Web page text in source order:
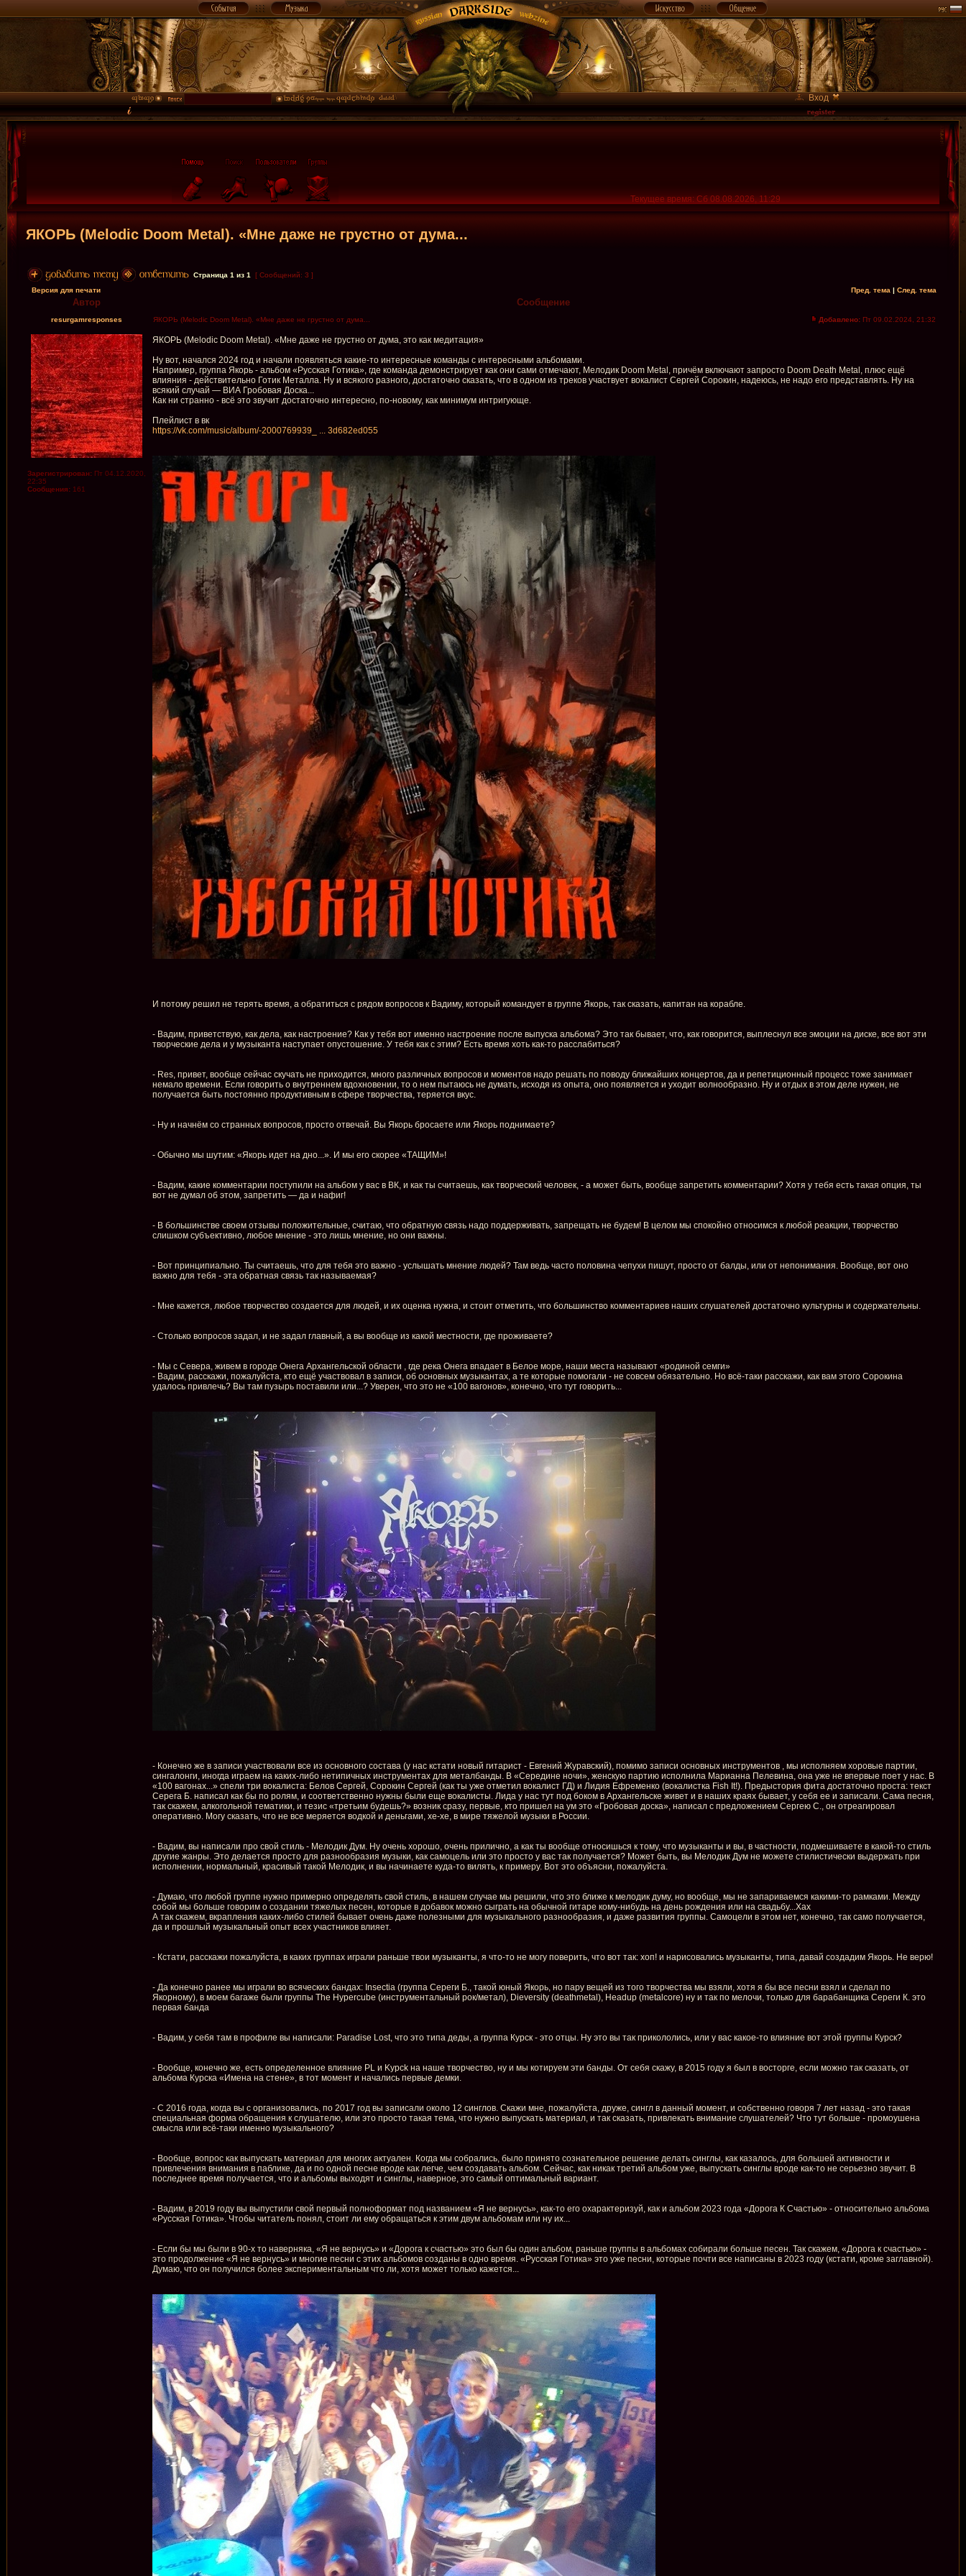
Вход
Текущее время: Сб 08.08.2026, 11:29
ЯКОРЬ (Melodic Doom Metal). «Мне даже не грустно от дума...
Страница 1 из 1
[ Сообщений: 3 ]
Версия для печати
Пред. тема | След. тема
Автор Сообщение
resurgamresponses ЯКОРЬ (Melodic Doom Metal). «Мне даже не грустно от дума... Добавлено: Пт 09.02.2024, 21:32
Зарегистрирован: Пт 04.12.2020,
22:35
Сообщения: 161
ЯКОРЬ (Melodic Doom Metal). «Мне даже не грустно от дума, это как медитация»
Ну вот, начался 2024 год и начали появляться какие-то интересные команды с интересными альбомами.
Например, группа Якорь - альбом «Русская Готика», где команда демонстрирует как они сами отмечают, Мелодик Doom Metal, причём включают запросто Doom Death Metal, плюс ещё
влияния - действительно Готик Металла. Ну и всякого разного, достаточно сказать, что в одном из треков участвует вокалист Сергей Сорокин, надеюсь, не надо его представлять. Ну на
всякий случай — ВИА Гробовая Доска...
Как ни странно - всё это звучит достаточно интересно, по-новому, как минимум интригующе.
Плейлист в вк
https://vk.com/music/album/-2000769939_ ... 3d682ed055
И потому решил не терять время, а обратиться с рядом вопросов к Вадиму, который командует в группе Якорь, так сказать, капитан на корабле.
- Вадим, приветствую, как дела, как настроение? Как у тебя вот именно настроение после выпуска альбома? Это так бывает, что, как говорится, выплеснул все эмоции на диске, все вот эти
творческие дела и у музыканта наступает опустошение. У тебя как с этим? Есть время хоть как-то расслабиться?
- Res, привет, вообще сейчас скучать не приходится, много различных вопросов и моментов надо решать по поводу ближайших концертов, да и репетиционный процесс тоже занимает
немало времени. Если говорить о внутреннем вдохновении, то о нем пытаюсь не думать, исходя из опыта, оно появляется и уходит волнообразно. Ну и отдых в этом деле нужен, не
получается быть постоянно продуктивным в сфере творчества, теряется вкус.
- Ну и начнём со странных вопросов, просто отвечай. Вы Якорь бросаете или Якорь поднимаете?
- Обычно мы шутим: «Якорь идет на дно...». И мы его скорее «ТАЩИМ»!
- Вадим, какие комментарии поступили на альбом у вас в ВК, и как ты считаешь, как творческий человек, - а может быть, вообще запретить комментарии? Хотя у тебя есть такая опция, ты
вот не думал об этом, запретить — да и нафиг!
- В большинстве своем отзывы положительные, считаю, что обратную связь надо поддерживать, запрещать не будем! В целом мы спокойно относимся к любой реакции, творчество
слишком субъективно, любое мнение - это лишь мнение, но они важны.
- Вот принципиально. Ты считаешь, что для тебя это важно - услышать мнение людей? Там ведь часто половина чепухи пишут, просто от балды, или от непонимания. Вообще, вот оно
важно для тебя - эта обратная связь так называемая?
- Мне кажется, любое творчество создается для людей, и их оценка нужна, и стоит отметить, что большинство комментариев наших слушателей достаточно культурны и содержательны.
- Столько вопросов задал, и не задал главный, а вы вообще из какой местности, где проживаете?
- Мы с Севера, живем в городе Онега Архангельской области , где река Онега впадает в Белое море, наши места называют «родиной семги»
- Вадим, расскажи, пожалуйста, кто ещё участвовал в записи, об основных музыкантах, а те которые помогали - не совсем обязательно. Но всё-таки расскажи, как вам этого Сорокина
удалось привлечь? Вы там пузырь поставили или...? Уверен, что это не «100 вагонов», конечно, что тут говорить...
- Конечно же в записи участвовали все из основного состава (у нас кстати новый гитарист - Евгений Журавский), помимо записи основных инструментов , мы исполняем хоровые партии,
сингалонги, иногда играем на каких-либо нетипичных инструментах для металбанды. В «Середине ночи», женскую партию исполнила Марианна Пелевина, она уже не впервые поет у нас. В
«100 вагонах...» спели три вокалиста: Белов Сергей, Сорокин Сергей (как ты уже отметил вокалист ГД) и Лидия Ефременко (вокалистка Fish It!). Предыстория фита достаточно проста: текст
Серега Б. написал как бы по ролям, и соответственно нужны были еще вокалисты. Лида у нас тут под боком в Архангельске живет и в наших краях бывает, у себя ее и записали. Сама песня,
так скажем, алкогольной тематики, и тезис «третьим будешь?» возник сразу, первые, кто пришел на ум это «Гробовая доска», написал с предложением Сергею С., он отреагировал
оперативно. Могу сказать, что не все меряется водкой и деньгами, хе-хе, в мире тяжелой музыки в России.
- Вадим, вы написали про свой стиль - Мелодик Дум. Ну очень хорошо, очень прилично, а как ты вообще относишься к тому, что музыканты и вы, в частности, подмешиваете в какой-то стиль
другие жанры. Это делается просто для разнообразия музыки, как самоцель или это просто у вас так получается? Может быть, вы Мелодик Дум не можете стилистически выдержать при
исполнении, нормальный, красивый такой Мелодик, и вы начинаете куда-то вилять, к примеру. Вот это объясни, пожалуйста.
- Думаю, что любой группе нужно примерно определять свой стиль, в нашем случае мы решили, что это ближе к мелодик думу, но вообще, мы не запариваемся какими-то рамками. Между
собой мы больше говорим о создании тяжелых песен, которые в добавок можно сыграть на обычной гитаре кому-нибудь на день рождения или на свадьбу...Хах
А так скажем, вкрапления каких-либо стилей бывает очень даже полезными для музыкального разнообразия, и даже развития группы. Самоцели в этом нет, конечно, так само получается,
да и прошлый музыкальный опыт всех участников влияет.
- Кстати, расскажи пожалуйста, в каких группах играли раньше твои музыканты, я что-то не могу поверить, что вот так: хоп! и нарисовались музыканты, типа, давай создадим Якорь. Не верю!
- Да конечно ранее мы играли во всяческих бандах: Insectia (группа Сереги Б., такой юный Якорь, но пару вещей из того творчества мы взяли, хотя я бы все песни взял и сделал по
Якорному), в моем багаже были группы The Hypercube (инструментальный рок/метал), Dieversity (deathmetal), Headup (metalcore) ну и так по мелочи, только для барабанщика Сереги К. это
первая банда
- Вадим, у себя там в профиле вы написали: Paradise Lost, что это типа деды, а группа Курск - это отцы. Ну это вы так прикололись, или у вас какое-то влияние вот этой группы Курск?
- Вообще, конечно же, есть определенное влияние PL и Kypck на наше творчество, ну и мы котируем эти банды. От себя скажу, в 2015 году я был в восторге, если можно так сказать, от
альбома Курска «Имена на стене», в тот момент и начались первые демки.
- С 2016 года, когда вы с организовались, по 2017 год вы записали около 12 синглов. Скажи мне, пожалуйста, друже, сингл в данный момент, и собственно говоря 7 лет назад - это такая
специальная форма обращения к слушателю, или это просто такая тема, что нужно выпускать материал, и так сказать, привлекать внимание слушателей? Что тут больше - промоушена
смысла или всё-таки именно музыкального?
- Вообще, вопрос как выпускать материал для многих актуален. Когда мы собрались, было принято сознательное решение делать синглы, как казалось, для большей активности и
привлечения внимания в паблике, да и по одной песне вроде как легче, чем создавать альбом. Сейчас, как никак третий альбом уже, выпускать синглы вроде как-то не серьезно звучит. В
последнее время получается, что и альбомы выходят и синглы, наверное, это самый оптимальный вариант.
- Вадим, в 2019 году вы выпустили свой первый полноформат под названием «Я не вернусь», как-то его охарактеризуй, как и альбом 2023 года «Дорога К Счастью» - относительно альбома
«Русская Готика». Чтобы читатель понял, стоит ли ему обращаться к этим двум альбомам или ну их...
- Если бы мы были в 90-х то наверняка, «Я не вернусь» и «Дорога к счастью» это был бы один альбом, раньше группы в альбомах собирали больше песен. Так скажем, «Дорога к счастью» -
это продолжение «Я не вернусь» и многие песни с этих альбомов созданы в одно время. «Русская Готика» это уже песни, которые почти все написаны в 2023 году (кстати, кроме заглавной).
Думаю, что он получился более экспериментальным что ли, хотя может только кажется...